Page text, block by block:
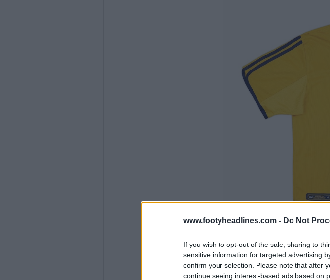
www.footyheadlines.com - Do Not
If you wish to opt-out of the sale, sharing to
sensitive information for targeted advertising
confirm your selection. Please note that after
continue seeing interest-based ads based on